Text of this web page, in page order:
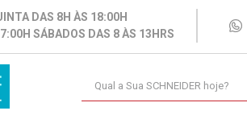
DAS 8H ÀS 18:00H
SÁBADOS DAS 8 ÀS 13HRS
Qual a Sua SCHNEIDER
MAIS BUSCADOS